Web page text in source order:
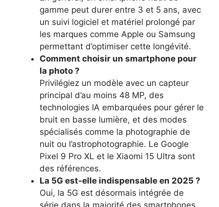
gamme peut durer entre 3 et 5 ans, avec
un suivi logiciel et matériel prolongé par
les marques comme Apple ou Samsung
permettant d’optimiser cette longévité.
Comment choisir un smartphone pour
la photo ?
Privilégiez un modèle avec un capteur
principal d’au moins 48 MP, des
technologies IA embarquées pour gérer le
bruit en basse lumière, et des modes
spécialisés comme la photographie de
nuit ou l’astrophotographie. Le Google
Pixel 9 Pro XL et le Xiaomi 15 Ultra sont
des références.
La 5G est-elle indispensable en 2025 ?
Oui, la 5G est désormais intégrée de